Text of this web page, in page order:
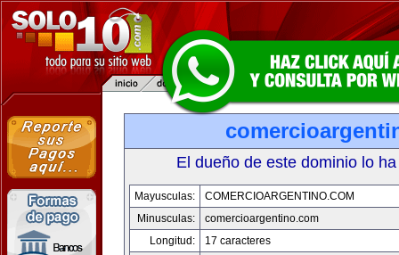
El dueño de este dominio lo
Mayusculas:
COMERCIOARGENTINO.COM
Minusculas:
comercioargentino.com
Longitud:
17 caracteres